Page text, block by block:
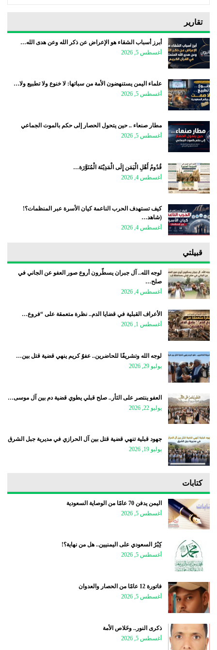
تقارير
أبرز أسباب الشقاء هو الإعراض عن ذكر الله وعن هدى الله…
أغسطس 5, 2026
علماء اليمن يستنهضون الأمة من سباتها: لا خنوع ولا تطبيع ولا…
أغسطس 5, 2026
مطار صنعاء .. حين يتحول الحصار إلى حكم بالموت الجماعي
أغسطس 5, 2026
قُدُومُ أَهْلِ الْيَمَن إِلَى الْمَدِيْنَة الْمُنَوَّرَة…
أغسطس 4, 2026
كيف تستهدف الحرب الناعمة كيان الأسرة عبر المنظمات؟!
(شاهد…
أغسطس 4, 2026
قبيلتي
لوجه الله.. آل جبران يسطّرون أروع صور العفو عن الجاني في
صلح…
أغسطس 4, 2026
الأعراف القبلية في قضايا الدم.. نظرة متعمقة على “فروع…
أغسطس 1, 2026
لوجه الله وتشريفًا للحاضرين.. عفوٌ كريم ينهي قضية قتل بين…
يوليو 29, 2026
العفو ينتصر على الثأر.. صلح قبلي يطوي قضية دم بين آل موسى…
يوليو 22, 2026
جهود قبلية تنهي قضية قتل بين آل الحرازي في مديرية جبل الشرق
يوليو 19, 2026
كتابات
اليمن يدفن 70 عامًا من الوصاية السعودية
أغسطس 5, 2026
كِبْرُ السعودي على اليمنيين.. هل من نهاية؟!
أغسطس 5, 2026
فاتورة 12 عامًا من الحصار والعدوان
أغسطس 5, 2026
ذكرى النور.. وخَلاص الأمة
أغسطس 5, 2026